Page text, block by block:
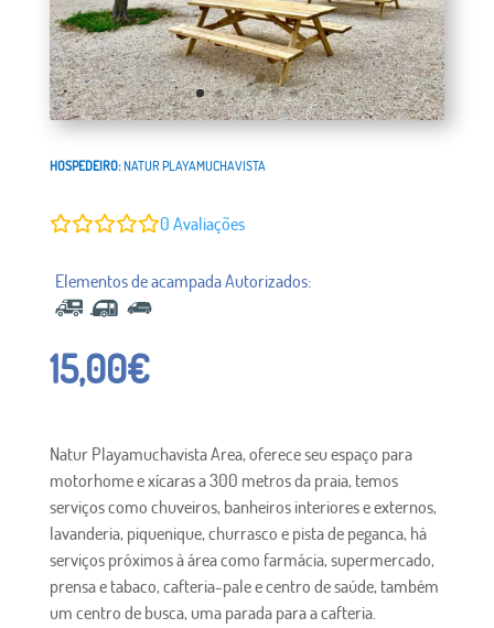
HOSPEDEIRO:NATUR PLAYAMUCHAVISTA
0 Avaliações
15,00€
Natur Playamuchavista Area, oferece seu espaço para
motorhome e xícaras a 300 metros da praia, temos
serviços como chuveiros, banheiros interiores e externos,
lavanderia, piquenique, churrasco e pista de peganca, há
serviços próximos à área como farmácia, supermercado,
prensa e tabaco, cafteria-pale e centro de saúde, também
um centro de busca, uma parada para a cafteria.